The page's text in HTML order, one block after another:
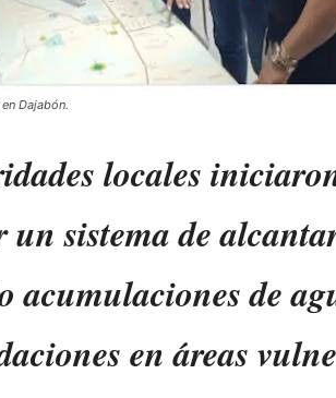
Dajabón.
locales
sistema de
acumulaciones de
en áreas